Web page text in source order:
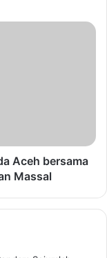
Aceh bersama
Massal